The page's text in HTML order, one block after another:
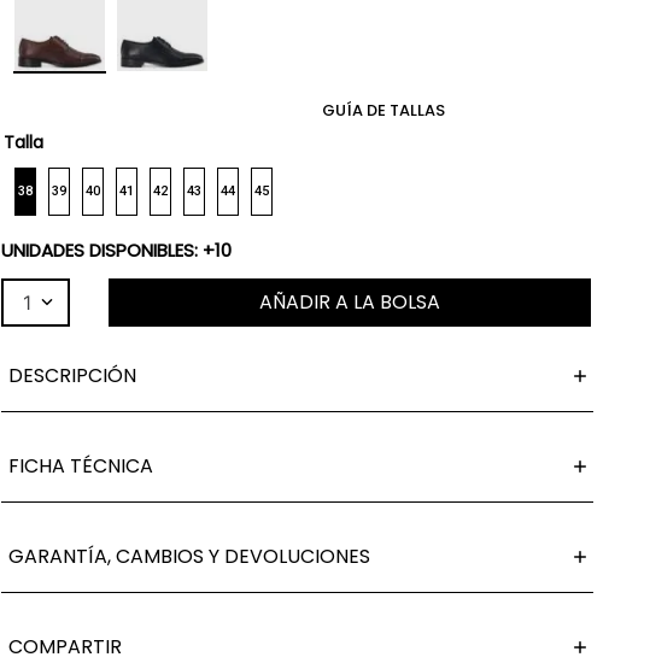
Talla
38 39 40 41 42 43 44 45
GUÍA DE TALLAS
UNIDADES DISPONIBLES: +10
1 AÑADIR A LA BOLSA
DESCRIPCIÓN
FICHA TÉCNICA
GARANTÍA, CAMBIOS Y DEVOLUCIONES
COMPARTIR